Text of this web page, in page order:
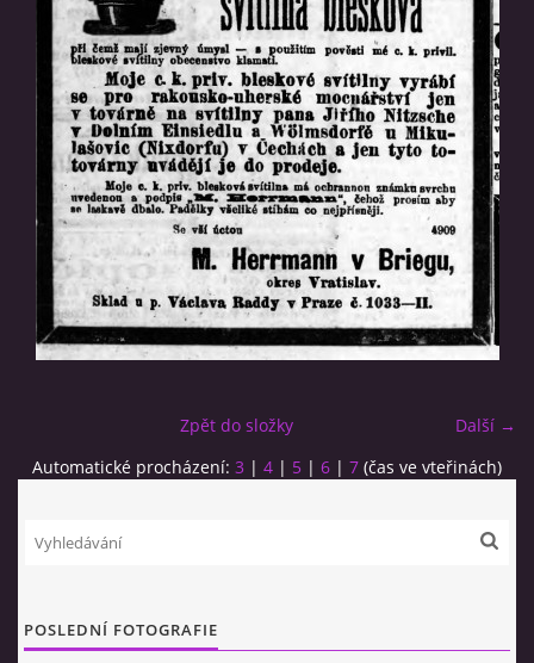
KONTAKT
KNIHA MIKULÁŠOVICE - NIXDORF
© 2026 eStránky.cz | RSS
Další →
Zpět do složky
Automatické procházení: 3 | 4 | 5 | 6 | 7 (čas ve vteřinách)
POSLEDNÍ FOTOGRAFIE